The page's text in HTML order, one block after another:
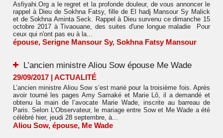
Asfiyahi.Org a le regret et la profonde douleur, de vous annoncer le
rappel à Dieu de Sokhna Fatsy, fille de El hadj Mansour Sy Malick
et de Sokhna Aminta Seck. Rappel à Dieu survenu ce dimanche 15
octobre 2017 à Tivaouane, des suites d'une longue maladie Pour
ceux qui n'ont pas eu à la...
épouse, Serigne Mansour Sy, Sokhna Fatsy Mansour
L’ancien ministre Aliou Sow épouse Me Wade
29/09/2017 | ACTUALITÉ
L’ancien ministre Aliou Sow s’est marié pour la troisième fois. Après
avoir tourné les pages Amy Samaké et Marie Lô, il a demandé et
obtenu la main de l’avocate Marie Wade, inscrite au barreau de
Paris. Selon L’Observateur, le mariage entre Sow et Me Wade a été
célébré hier, jeudi 28 septembre, à...
Aliou Sow, épouse, Me Wade